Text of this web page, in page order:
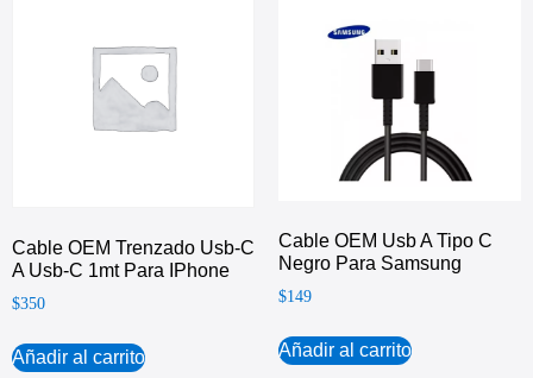
Cable OEM Trenzado Usb-C
A Usb-C 1mt Para IPhone
$350
Añadir al carrito
Cable OEM Usb A Tipo C
Negro Para Samsung
$149
Añadir al carrito